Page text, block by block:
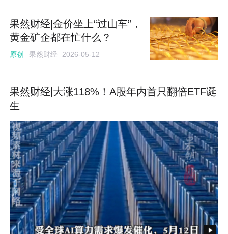
果然财经|金价坐上“过山车”，
黄金矿企都在忙什么？
原创 果然财经 2026-05-12
果然财经|大涨118%！A股年内首只翻倍ETF诞
生